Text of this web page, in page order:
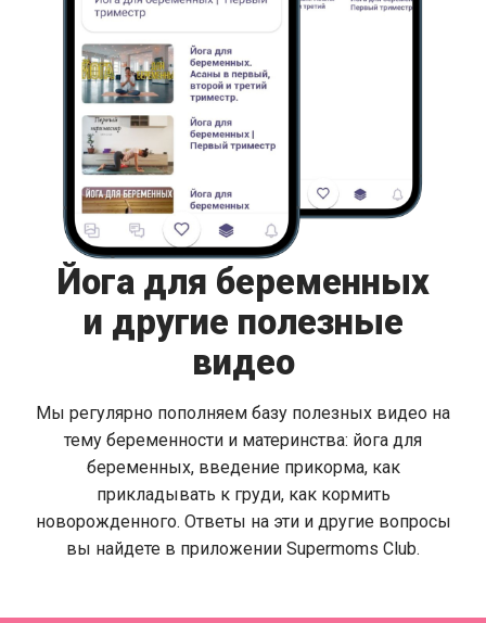
Йога для беременных
и другие полезные
видео
Мы регулярно пополняем базу полезных видео на
тему беременности и материнства: йога для
беременных, введение прикорма, как
прикладывать к груди, как кормить
новорожденного. Ответы на эти и другие вопросы
вы найдете в приложении Supermoms Club.